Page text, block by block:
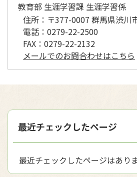
教育部 生涯学習課 生涯学習係
住所： 〒377-0007 群馬県渋川
電話： 0279-22-2500
FAX： 0279-22-2132
メールでのお問合わせはこちら
最近チェックしたページ
最近チェックしたページはあり